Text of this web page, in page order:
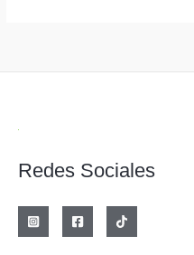
Redes Sociales